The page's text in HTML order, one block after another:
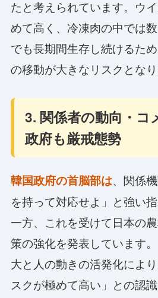
たと考えられています。ウ
めて高く、冷凍肉の中では
でも長期間生存し続けるた
の移動が大きなリスクとなり
3. 関係者の動向・コ
政府も厳戒態勢
韓国政府の首脳部は、関係
を持って対応せよ」と強い指
一方、これを受けて日本の
策の強化を発表しています
大と人の動きの活発化によ
スクが極めて高い」との認識